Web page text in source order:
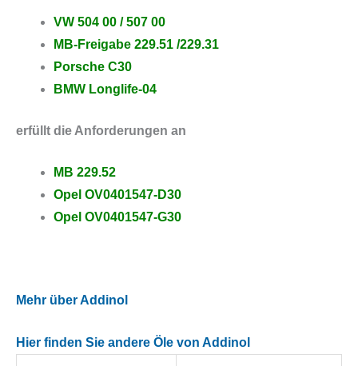
VW 504 00 / 507 00
MB-Freigabe 229.51 /229.31
Porsche C30
BMW Longlife-04
erfüllt die Anforderungen an
MB 229.52
Opel OV0401547-D30
Opel OV0401547-G30
Mehr über Addinol
Hier finden Sie andere Öle von Addinol